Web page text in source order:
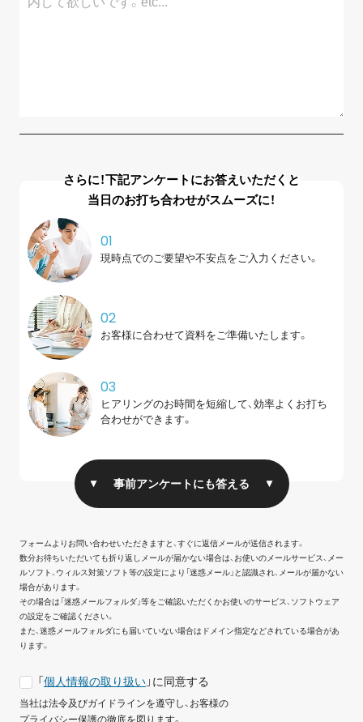
さらに！下記アンケートにお答えいただくと
当日のお打ち合わせがスムーズに！
01
現時点でのご要望や不安点を ご入力ください。
02
お客様に合わせて資料を ご準備いたします。
03
ヒアリングのお時間を短縮して、 効率よくお打ち
合わせができます。
事前アンケートにも答える
フォームよりお問い合わせいただきますと、すぐに返信メールが送信されます。
数分お待ちいただいても折り返しメールが届かない場合は、お使いのメールサービス、メー
ルソフト、ウィルス対策ソフト等の設定により「迷惑メール」と認識され、メールが届かない
場合があります。
その場合は「迷惑メールフォルダ」等をご確認いただくかお使いのサービス、ソフトウェア
の設定をご確認ください。
また、迷惑メールフォルダにも届いていない場合はドメイン指定などされている場合があ
ります。
「 個人情報の取り扱い」に同意する
当社は法令及びガイドラインを遵守し、お客様の
プライバシー保護の徹底を図ります。